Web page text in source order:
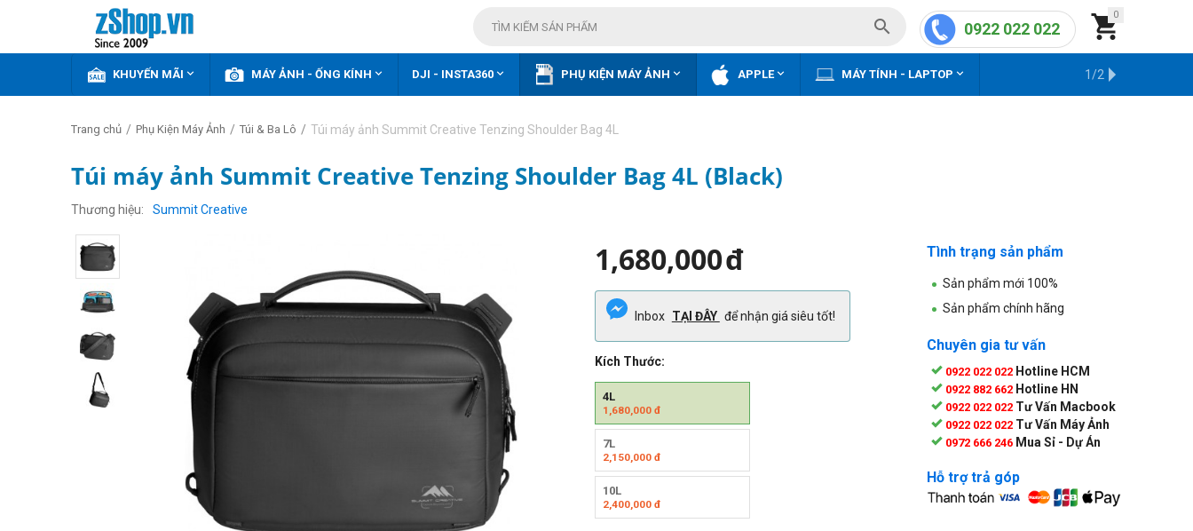
0

0922 022 022

KHUYẾN MÃI  MÁY ẢNH - ỐNG KÍNH  DJI - INSTA360  PHỤ KIỆN MÁY ẢNH  APPLE MÁY TÍNH - LAPTOP  KHO HÀNG CŨ
1/2
Trang chủ / Phụ Kiện Máy Ảnh / Túi & Ba Lô / Túi máy ảnh Summit Creative Tenzing Shoulder Bag 4L
Túi máy ảnh Summit Creative Tenzing Shoulder Bag 4L (Black)
Thương hiệu Summit Creative
1,680,000đ
Inbox TẠI ĐÂY để nhận giá siêu tốt!
Kích Thước:
4L
1,680,000đ
7L
2,150,000đ
10L
2,400,000đ
Tình trạng sản phẩm
Sản phẩm mới 100%
Sản phẩm chính hãng
Chuyên gia tư vấn
0922 022 022 Hotline HCM
0922 882 662 Hotline HN
0922 022 022 Tư Vấn Macbook
0922 022 022 Tư Vấn Máy Ảnh
0972 666 246 Mua Sỉ - Dự Án
Hỗ trợ trả góp